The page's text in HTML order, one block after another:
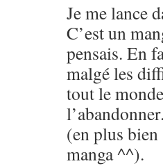
Je me lance
C’est un
pensais. En
malgé les
tout le
(en plus bien
manga ^^).